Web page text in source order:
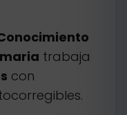
trabaja
con